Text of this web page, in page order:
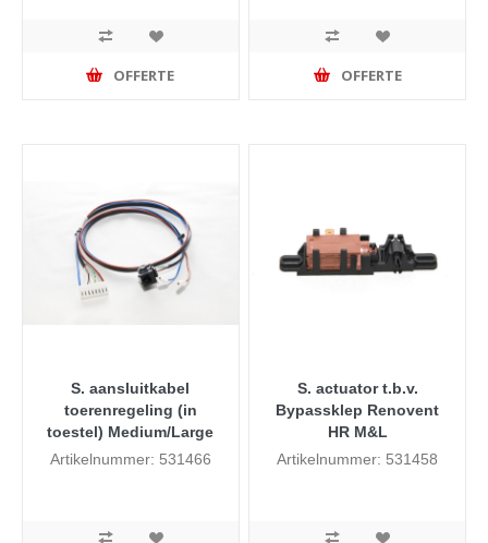
OFFERTE OFFERTE
S. aansluitkabel
toerenregeling (in
toestel) Medium/Large
Artikelnummer: 531466
S. actuator t.b.v.
Bypassklep Renovent
HR M&L
Artikelnummer: 531458